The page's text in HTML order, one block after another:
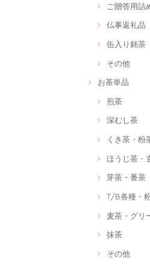
ご贈答用詰
仏事返礼品
缶入り銘茶
その他
お茶単品
煎茶
深むし茶
くき茶・粉
ほうじ茶・
芽茶・番茶
T/B各種・
麦茶・グリ
抹茶
その他